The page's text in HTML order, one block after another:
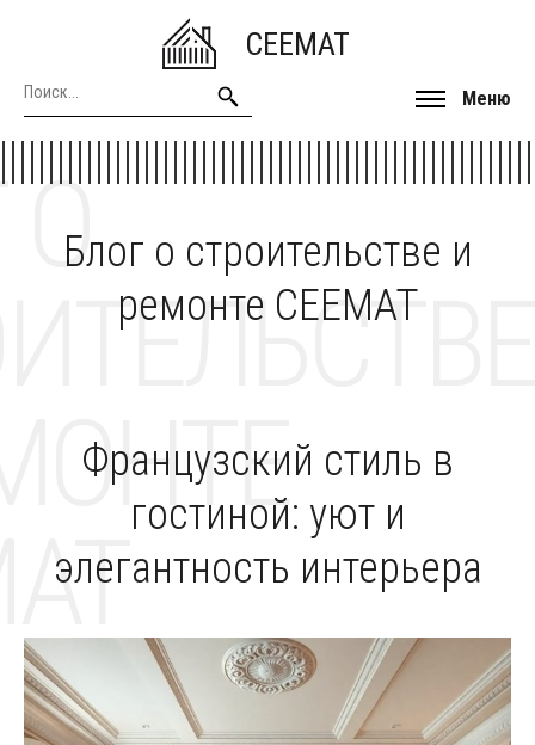
CEEMAT
Меню
Блог о строительстве и
ремонте CEEMAT
О
Французский стиль в
гостиной: уют и
элегантность интерьера